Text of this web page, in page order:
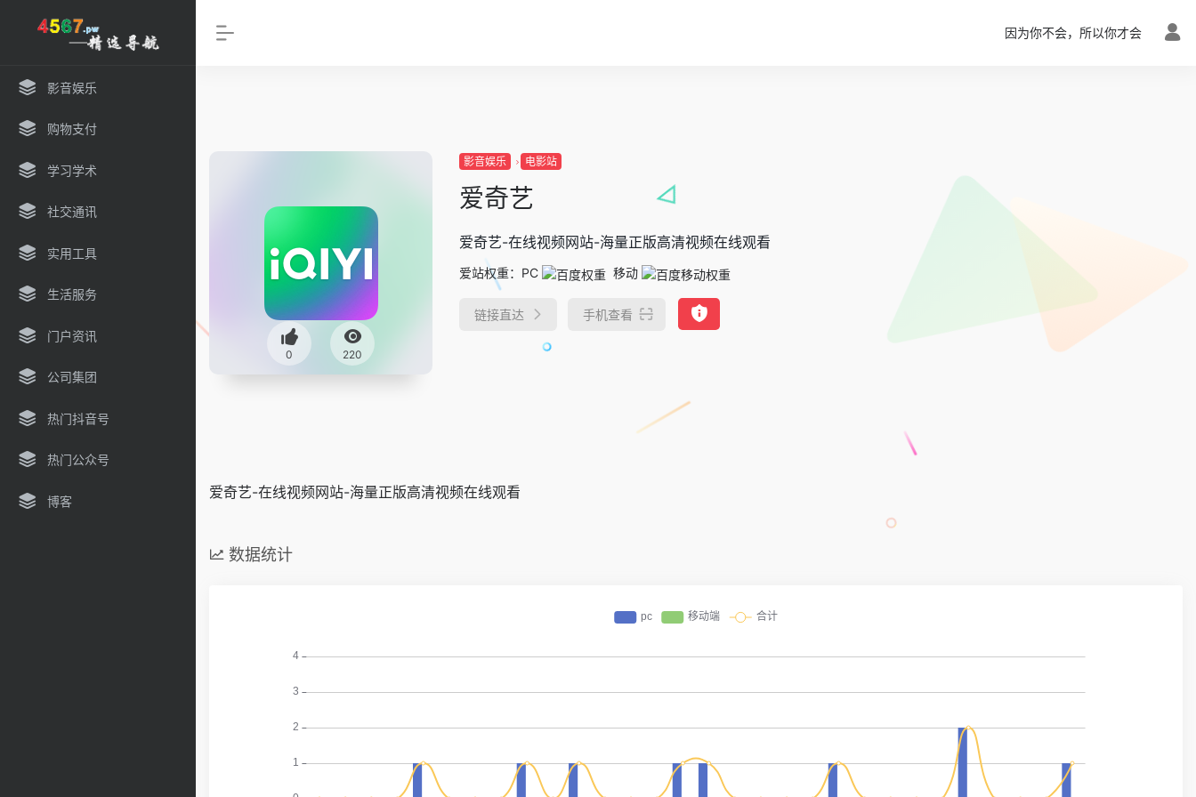
影音娱乐
购物支付
学习学术
社交通讯
实用工具
生活服务
门户资讯
公司集团
热门抖音号
热门公众号
博客
因为你不会，所以你才会
0 220
影音娱乐 电影站
爱奇艺
爱奇艺-在线视频网站-海量正版高清视频在线观看
爱站权重： PC 移动
链接直达 手机查看
爱奇艺-在线视频网站-海量正版高清视频在线观看
数据统计